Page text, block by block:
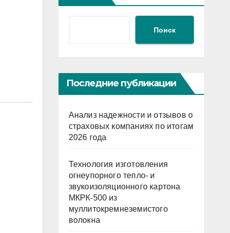
Поиск
Последние публикации
Анализ надежности и отзывов о
страховых компаниях по итогам
2026 года
Технология изготовления
огнеупорного тепло- и
звукоизоляционного картона
МКРК-500 из
муллитокремнеземистого
волокна